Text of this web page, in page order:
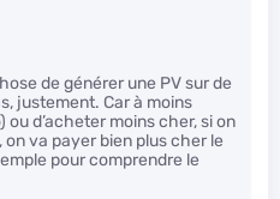
de générer une PV sur de
justement. Car à moins
ou d’acheter moins cher, si on
va payer bien plus cher le
pour comprendre le